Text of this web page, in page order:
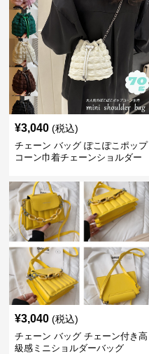
¥3,040 (税込)
チェーン バッグ ぽこぽこポップ
コーン巾着チェーンショルダー
¥3,040 (税込)
チェーン バッグ チェーン付き高
級感ミニショルダーバッグ